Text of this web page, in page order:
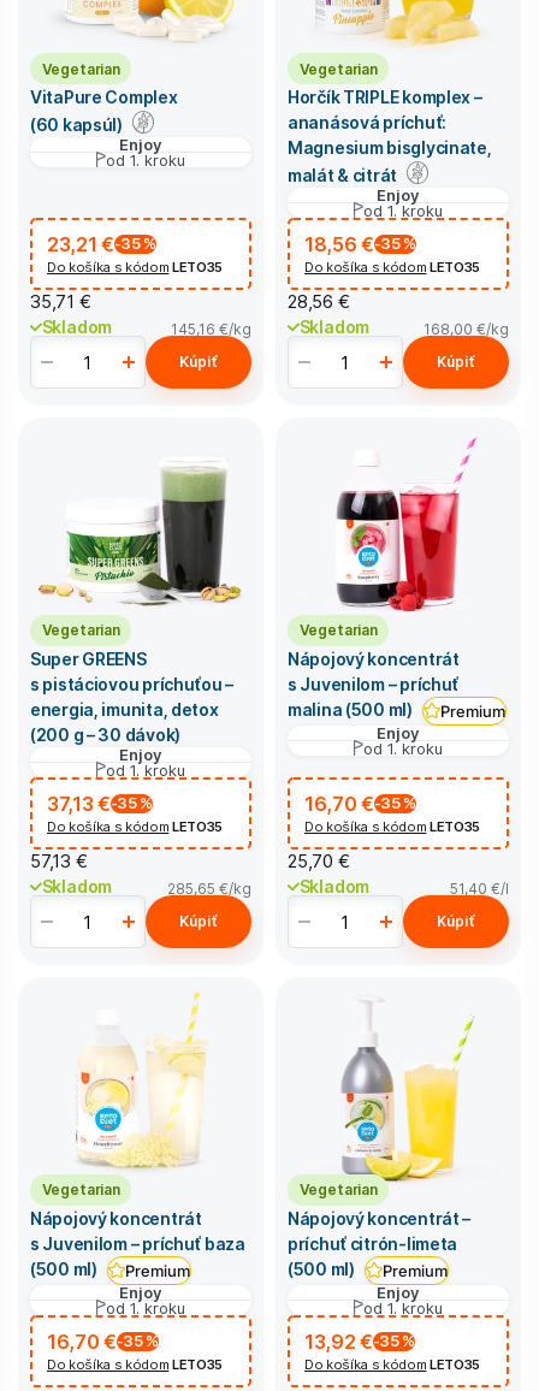
Vegetarian
VitaPure Complex
(60 kapsúl)
Enjoy
od 1. kroku
23,21 €-35%
Do košíka s kódom LETO35
35,71 €
Skladom 145,16 €/kg
Kúpiť
Vegetarian
Horčík TRIPLE komplex –
ananásová príchuť:
Magnesium bisglycinate,
malát & citrát
Enjoy
od 1. kroku
18,56 €-35%
Do košíka s kódom LETO35
28,56 €
Skladom 168,00 €/kg
Kúpiť
Vegetarian
Super GREENS
s pistáciovou príchuťou –
energia, imunita, detox
(200 g – 30 dávok)
Enjoy
od 1. kroku
37,13 €-35%
Do košíka s kódom LETO35
57,13 €
Skladom 285,65 €/kg
Kúpiť
Vegetarian
Nápojový koncentrát
s Juvenilom – príchuť
malina (500 ml)
Premium
Enjoy
od 1. kroku
16,70 €-35%
Do košíka s kódom LETO35
25,70 €
Skladom 51,40 €/l
Kúpiť
Vegetarian
Nápojový koncentrát
s Juvenilom – príchuť baza
(500 ml)
Premium
Enjoy
od 1. kroku
16,70 €-35%
Do košíka s kódom LETO35
Vegetarian
Nápojový koncentrát –
príchuť citrón-limeta
(500 ml)
Premium
Enjoy
od 1. kroku
13,92 €-35%
Do košíka s kódom LETO35